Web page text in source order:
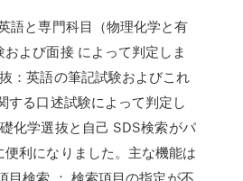
語と専門科目（物理化学と有
よび面接 によって判定しま
：英語の筆記試験およびこれ
する口述試験によって判定し
化学選抜と自己 SDS検索がパ
便利になりました。主な機能は
目検索 ： 検索項目の指定が不